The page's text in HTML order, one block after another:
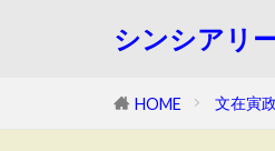
シンシアリ
HOME 文在寅